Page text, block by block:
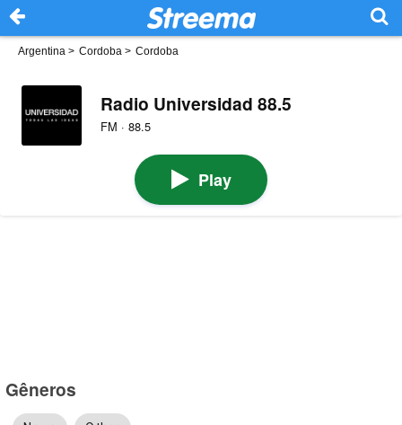
Argentina > Cordoba > Cordoba
Radio Universidad 88.5
FM · 88.5
Play
Gêneros